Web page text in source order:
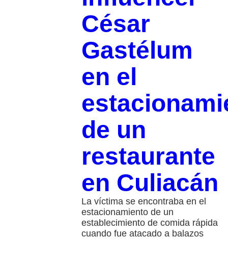
César
Gastélum
en el
de un
restaurante
en Culiacán
La víctima se encontraba en el
estacionamiento de un
establecimiento de comida rápida
cuando fue atacado a balazos